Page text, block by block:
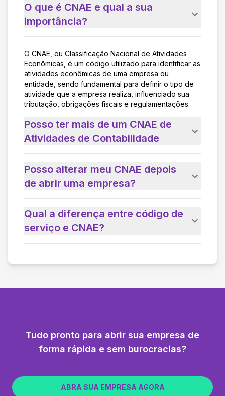
O que é CNAE e qual a sua
importância?
O CNAE, ou Classificação Nacional de Atividades
Econômicas, é um código utilizado para identificar as
atividades econômicas de uma empresa ou
entidade, sendo fundamental para definir o tipo de
atividade que a empresa realiza, influenciado sua
tributação, obrigações fiscais e regulamentações.
Posso ter mais de um CNAE de
Atividades de Contabilidade
Posso alterar meu CNAE depois
de abrir uma empresa?
Qual a diferença entre código de
serviço e CNAE?
Tudo pronto para abrir sua empresa de
forma rápida e sem burocracias?
ABRA SUA EMPRESA AGORA